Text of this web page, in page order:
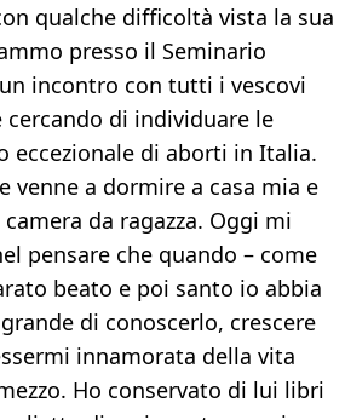
qualche difficoltà vista la sua
presso il Seminario
incontro con tutti i vescovi
cercando di individuare le
eccezionale di aborti in Italia.
venne a dormire a casa mia e
da ragazza. Oggi mi
pensare che quando – come
beato e poi santo io abbia
di conoscerlo, crescere
innamorata della vita
Ho conservato di lui libri